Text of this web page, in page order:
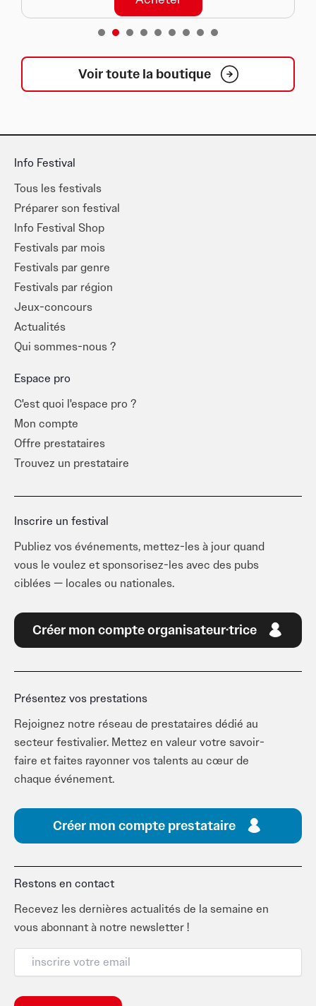
1
Voir toute la boutique
Info Festival
Tous les festivals
Préparer son festival
Info Festival Shop
Festivals par mois
Festivals par genre
Festivals par région
Jeux-concours
Actualités
Qui sommes-nous ?
Espace pro
C'est quoi l'espace pro ?
Mon compte
Offre prestataires
Trouvez un prestataire
Inscrire un festival
Publiez vos événements, mettez-les à jour quand
vous le voulez et sponsorisez-les avec des pubs
ciblées — locales ou nationales.
Créer mon compte organisateur·trice
Présentez vos prestations
Rejoignez notre réseau de prestataires dédié au
secteur festivalier. Mettez en valeur votre savoir-
faire et faites rayonner vos talents au cœur de
chaque événement.
Créer mon compte prestataire
Restons en contact
Recevez les dernières actualités de la semaine en
vous abonnant à notre newsletter !